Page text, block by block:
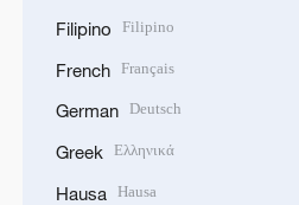
Filipino Filipino
French Français
German Deutsch
Greek Ελληνικά
Hausa Hausa